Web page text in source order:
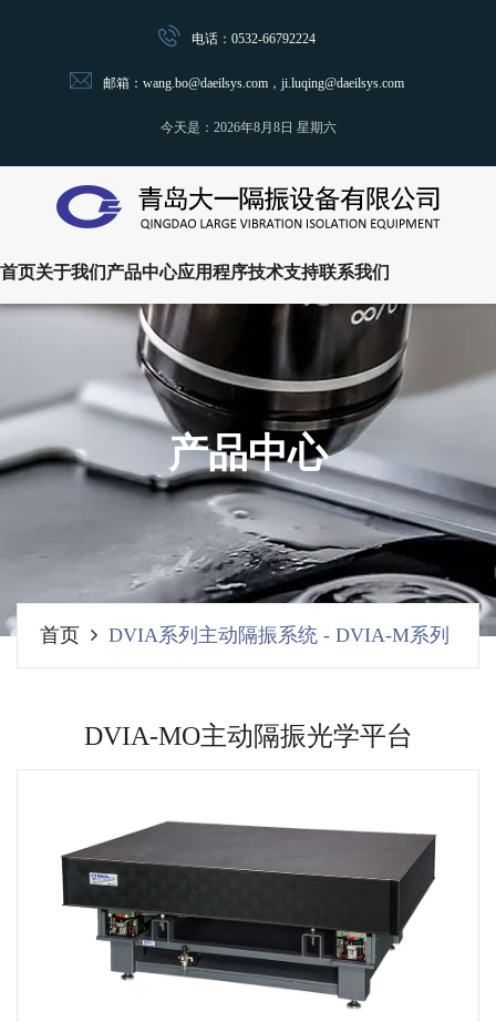
电话：0532-66792224
邮箱：wang.bo@daeilsys.com，ji.luqing@daeilsys.com
今天是： 2026年8月8日 星期六
首页关于我们产品中心应用程序技术支持联系我们
产品中心
首页 DVIA系列主动隔振系统 - DVIA-M系列
DVIA-MO主动隔振光学平台